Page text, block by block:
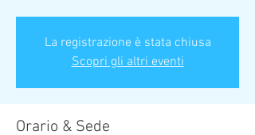
La registrazione è stata chiusa
Scopri gli altri eventi
Orario & Sede